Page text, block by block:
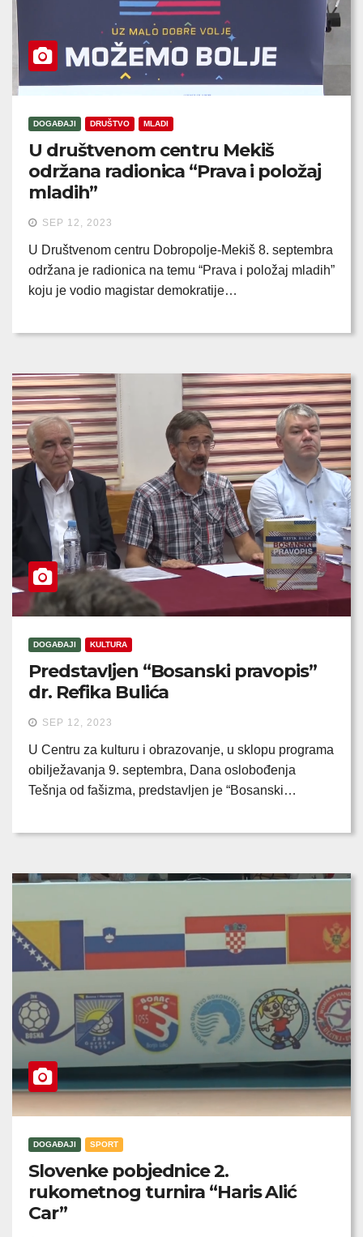
DOGAĐAJI DRUŠTVO MLADI
U društvenom centru Mekiš
održana radionica “Prava i položaj
mladih”
SEP 12, 2023
U Društvenom centru Dobropolje-Mekiš 8. septembra
održana je radionica na temu “Prava i položaj mladih”
koju je vodio magistar demokratije…
DOGAĐAJI KULTURA
Predstavljen “Bosanski pravopis”
dr. Refika Bulića
SEP 12, 2023
U Centru za kulturu i obrazovanje, u sklopu programa
obilježavanja 9. septembra, Dana oslobođenja
Tešnja od fašizma, predstavljen je “Bosanski…
DOGAĐAJI SPORT
Slovenke pobjednice 2.
rukometnog turnira “Haris Alić
Car”